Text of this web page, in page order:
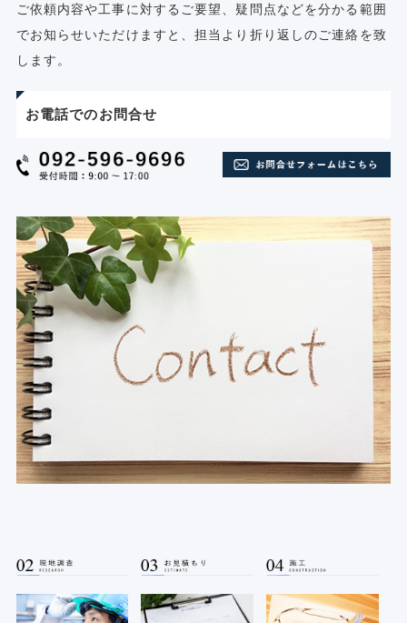
ご依頼内容や工事に対するご要望、疑問点などを分かる範囲
でお知らせいただけますと、担当より折り返しのご連絡を致
します。
お電話でのお問合せ